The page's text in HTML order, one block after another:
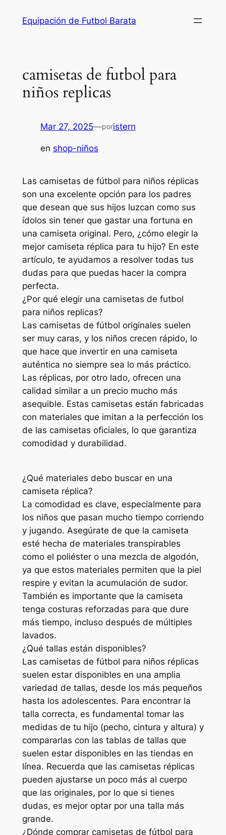
Equipación de Futbol Barata
camisetas de futbol para
niños replicas
Mar 27, 2025—poristern
en shop-niños
Las camisetas de fútbol para niños réplicas
son una excelente opción para los padres
que desean que sus hijos luzcan como sus
ídolos sin tener que gastar una fortuna en
una camiseta original. Pero, ¿cómo elegir la
mejor camiseta réplica para tu hijo? En este
artículo, te ayudamos a resolver todas tus
dudas para que puedas hacer la compra
perfecta.
¿Por qué elegir una camisetas de futbol
para niños replicas?
Las camisetas de fútbol originales suelen
ser muy caras, y los niños crecen rápido, lo
que hace que invertir en una camiseta
auténtica no siempre sea lo más práctico.
Las réplicas, por otro lado, ofrecen una
calidad similar a un precio mucho más
asequible. Estas camisetas están fabricadas
con materiales que imitan a la perfección los
de las camisetas oficiales, lo que garantiza
comodidad y durabilidad.
¿Qué materiales debo buscar en una
camiseta réplica?
La comodidad es clave, especialmente para
los niños que pasan mucho tiempo corriendo
y jugando. Asegúrate de que la camiseta
esté hecha de materiales transpirables
como el poliéster o una mezcla de algodón,
ya que estos materiales permiten que la piel
respire y evitan la acumulación de sudor.
También es importante que la camiseta
tenga costuras reforzadas para que dure
más tiempo, incluso después de múltiples
lavados.
¿Qué tallas están disponibles?
Las camisetas de fútbol para niños réplicas
suelen estar disponibles en una amplia
variedad de tallas, desde los más pequeños
hasta los adolescentes. Para encontrar la
talla correcta, es fundamental tomar las
medidas de tu hijo (pecho, cintura y altura) y
compararlas con las tablas de tallas que
suelen estar disponibles en las tiendas en
línea. Recuerda que las camisetas réplicas
pueden ajustarse un poco más al cuerpo
que las originales, por lo que si tienes
dudas, es mejor optar por una talla más
grande.
¿Dónde comprar camisetas de fútbol para